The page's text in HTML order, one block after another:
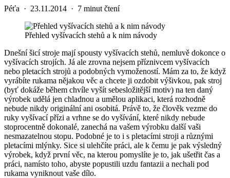
Péťa · 23.11.2014 · 7 minut čtení
Přehled vyšívacích stehů a k nim návody
Dnešní šicí stroje mají spousty vyšívacích stehů, nemluvě dokonce o
vyšívacích strojích. Já ale zrovna nejsem příznivcem vyšívacích
nebo pletacích strojů a podobných vymožeností. Mám za to, že když
vyrábíte rukama nějakou věc a chcete ji ozdobit výšivkou, pak stroj
(byť dokáže během chvíle vyšít sebesložitější motiv) na ten daný
výrobek udělá jen chladnou a umělou aplikaci, která rozhodně
nebude nikdy originální ani osobitá. Právě to, že člověk vezme do
ruky vyšívací přízi a vrhne se do vyšívání, které nikdy nebude
stoprocentně dokonalé, zanechá na vašem výrobku další vaši
nesmazatelnou stopu. Podobné je to i s pletacími stroji a různými
pletacími mlýnky. Sice si ulehčíte práci, ale k čemu je pak výsledný
výrobek, když první věc, na kterou pomyslíte je to, jak ušetřit čas a
práci, namísto toho, abyste popustili uzdu fantazii a nechali pod
rukama vyniknout vaše dílo.